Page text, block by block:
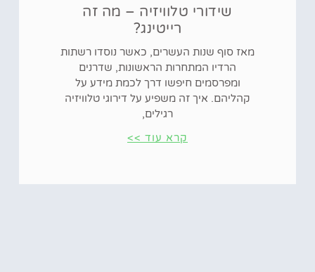
שידורי טלוויזיה – מה זה
רייטינג?
מאז סוף שנות העשרים, כאשר נוסדו רשתות
הרדיו המתחרות הראשונות, שדרנים
ומפרסמים חיפשו דרך לכמת מידע על
קהליהם. איך זה משפיע על דירוגי טלוויזיה
רגילים,
קרא עוד >>